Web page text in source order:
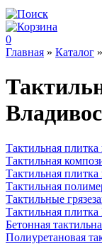
0
Главная » Каталог »
Тактильная
Тактильная
Тактильная
Тактильная
Тактильные
Тактильная
Бетонная
Полиуретановая